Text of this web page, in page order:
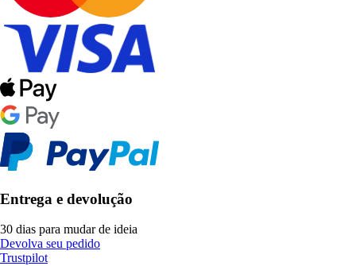
Entrega e devolução
30 dias para mudar de ideia
Devolva seu pedido
Trustpilot